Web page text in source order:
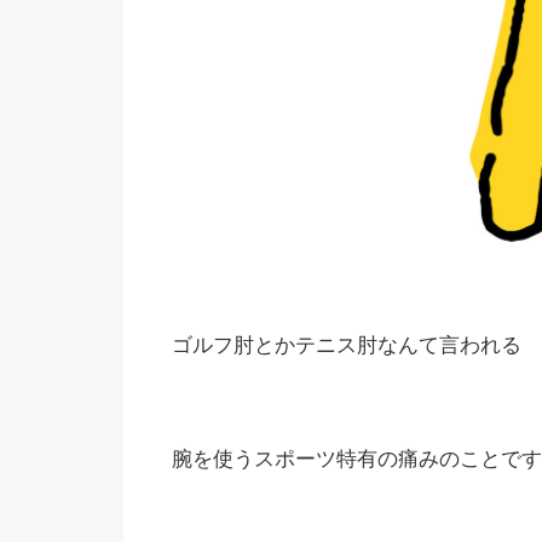
ゴルフ肘とかテニス肘なんて言われる
腕を使うスポーツ特有の痛みのことで